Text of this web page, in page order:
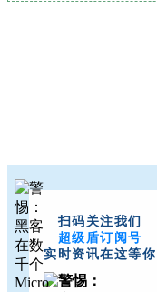
扫码关注我们
超级盾订阅号
实时资讯在这等你